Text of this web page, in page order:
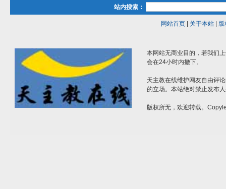
站内搜索：
网站首页| 关于本站| 版
本网站无商业目的，若我们
会在24小时内撤下。
天主教在线维护网友自由评
的立场。本站绝对禁止发布
版权所无，欢迎转载。